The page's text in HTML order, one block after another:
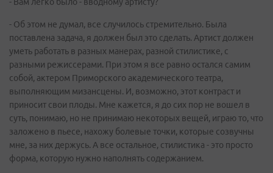
- Вам легко было - вводному артисту?
- Об этом не думал, все случилось стремительно. Была
поставлена задача, я должен был это сделать. Артист должен
уметь работать в разных манерах, разной стилистике, с
разными режиссерами. При этом я все равно остался самим
собой, актером Приморского академического театра,
выполняющим мизансцены. И, возможно, этот контраст и
приносит свои плоды. Мне кажется, я до сих пор не вошел в
суть, понимаю, но не принимаю некоторых вещей, играю то, что
заложено в пьесе, нахожу болевые точки, которые созвучны
мне, за них держусь. А все остальное, стилистика - это просто
форма, которую нужно наполнять содержанием.